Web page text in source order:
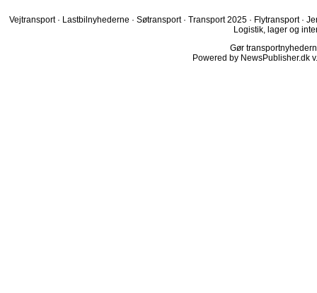
Vejtransport · Lastbilnyhederne · Søtransport · Transport 2025 · Flytransport ·
Logistik, lager og
Gør
Powered by NewsPublisher.dk